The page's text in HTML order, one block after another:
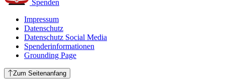
Spenden
Impressum
Datenschutz
Datenschutz Social Media
Spenderinformationen
Grounding Page
Zum Seitenanfang